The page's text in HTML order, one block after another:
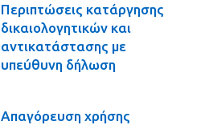
Περιπτώσεις κατάργησης
δικαιολογητικών και
αντικατάστασης με
υπεύθυνη δήλωση
Απαγόρευση χρήσης